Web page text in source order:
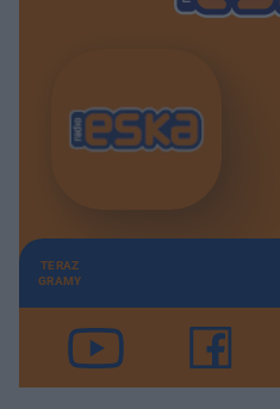
TERAZ
GRAMY